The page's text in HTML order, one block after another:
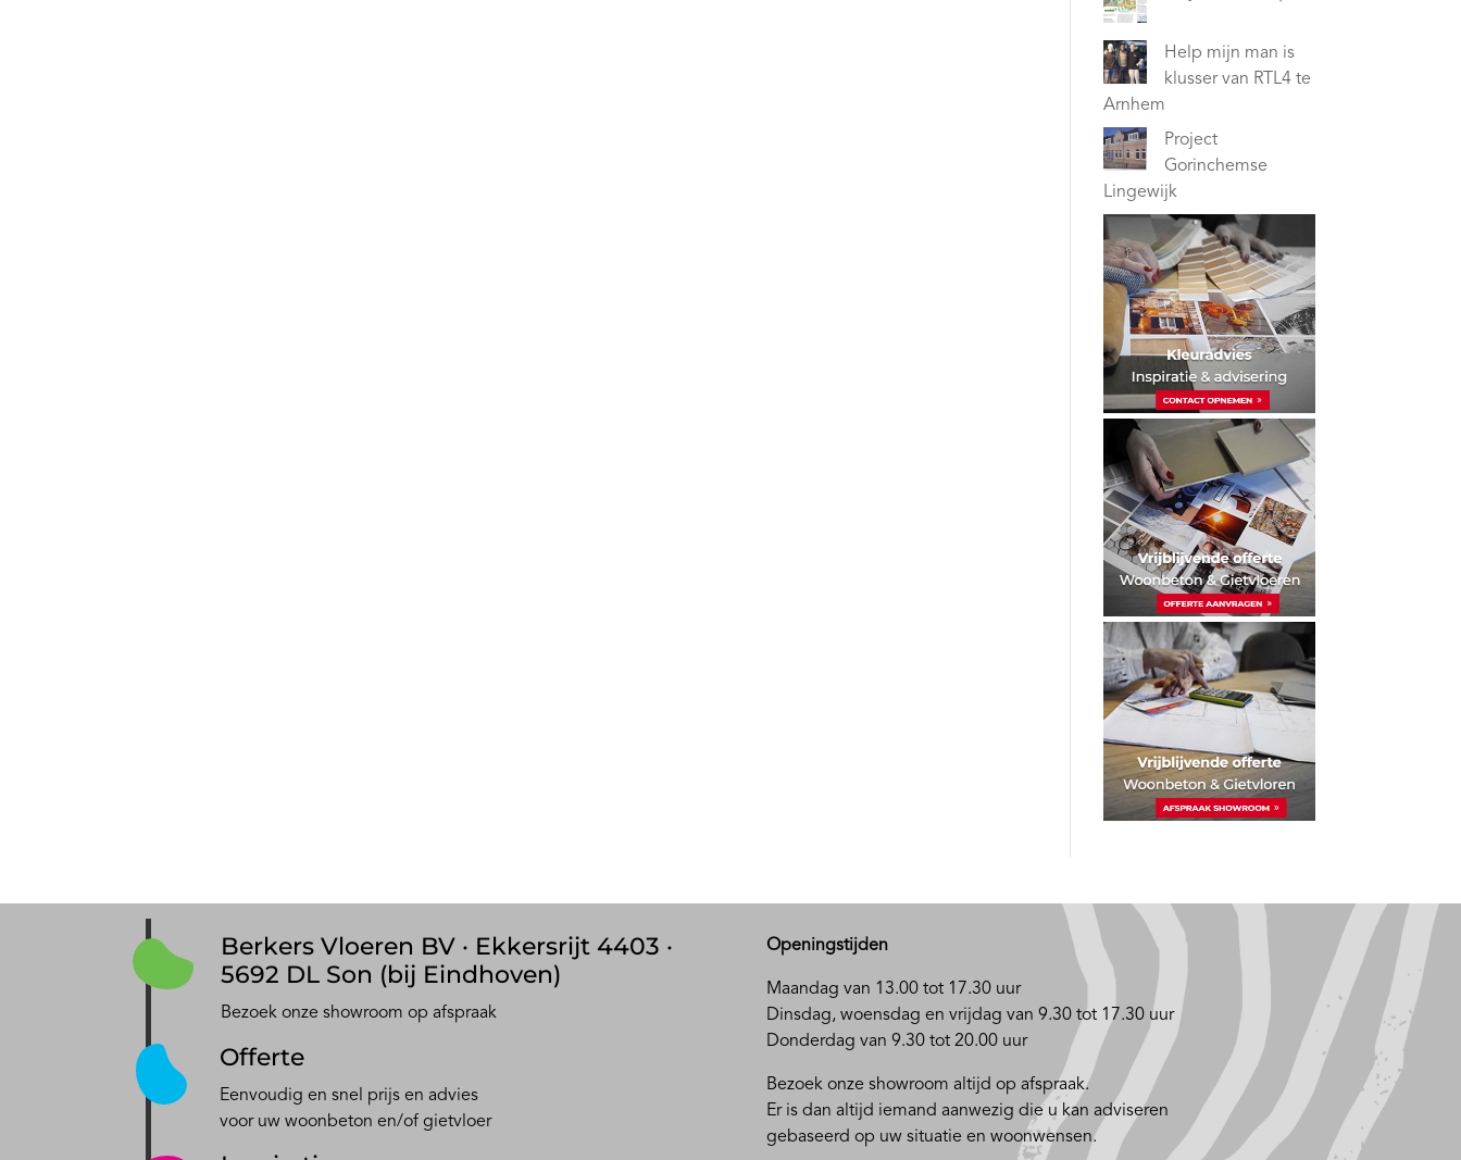
Help mijn man is
klusser van RTL4 te
Arnhem
Project
Gorinchemse
Lingewijk
Berkers Vloeren BV · Ekkersrijt 4403 ·
5692 DL Son (bij Eindhoven)
Bezoek onze showroom op afspraak
Offerte
Eenvoudig en snel prijs en advies
voor uw woonbeton en/of gietvloer
Openingstijden
Maandag van 13.00 tot 17.30 uur
Dinsdag, woensdag en vrijdag van 9.30 tot 17.30 uur
Donderdag van 9.30 tot 20.00 uur
Bezoek onze showroom altijd op afspraak.
Er is dan altijd iemand aanwezig die u kan adviseren
gebaseerd op uw situatie en woonwensen.